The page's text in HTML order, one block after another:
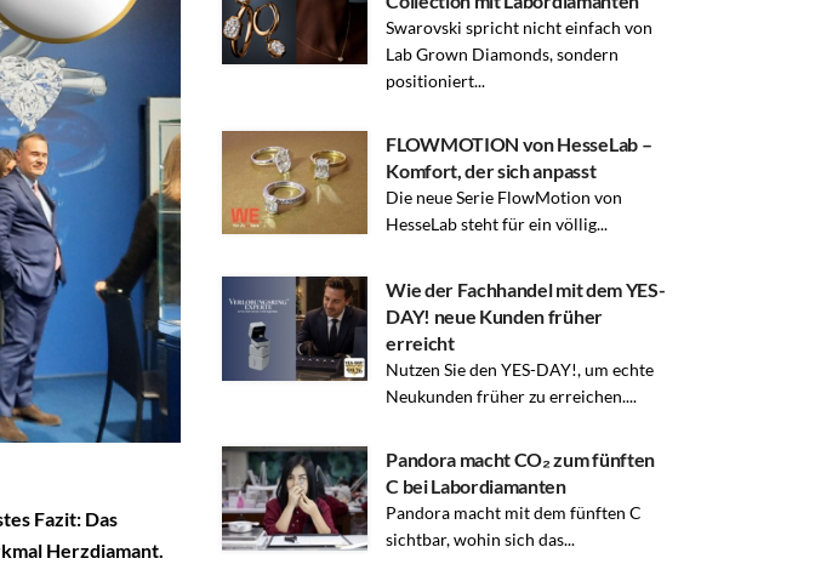
Fazit: Das
Herzdiamant.
Swarovski spricht nicht einfach von
Lab Grown Diamonds, sondern
positioniert...
FLOWMOTION von HesseLab –
Komfort, der sich anpasst
Die neue Serie FlowMotion von
HesseLab steht für ein völlig...
Wie der Fachhandel mit dem YES-
DAY! neue Kunden früher
erreicht
Nutzen Sie den YES-DAY!, um echte
Neukunden früher zu erreichen....
Pandora macht CO₂ zum fünften
C bei Labordiamanten
Pandora macht mit dem fünften C
sichtbar, wohin sich das...